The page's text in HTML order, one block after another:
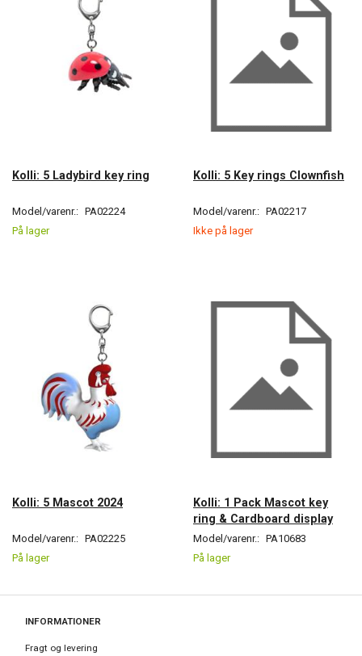
Kolli: 5 Ladybird key ring
Model/varenr.: PA02224
På lager
Kolli: 5 Key rings Clownfish
Model/varenr.: PA02217
Ikke på lager
Kolli: 5 Mascot 2024
Model/varenr.: PA02225
På lager
Kolli: 1 Pack Mascot key
ring & Cardboard display
Model/varenr.: PA10683
På lager
INFORMATIONER
Fragt og levering